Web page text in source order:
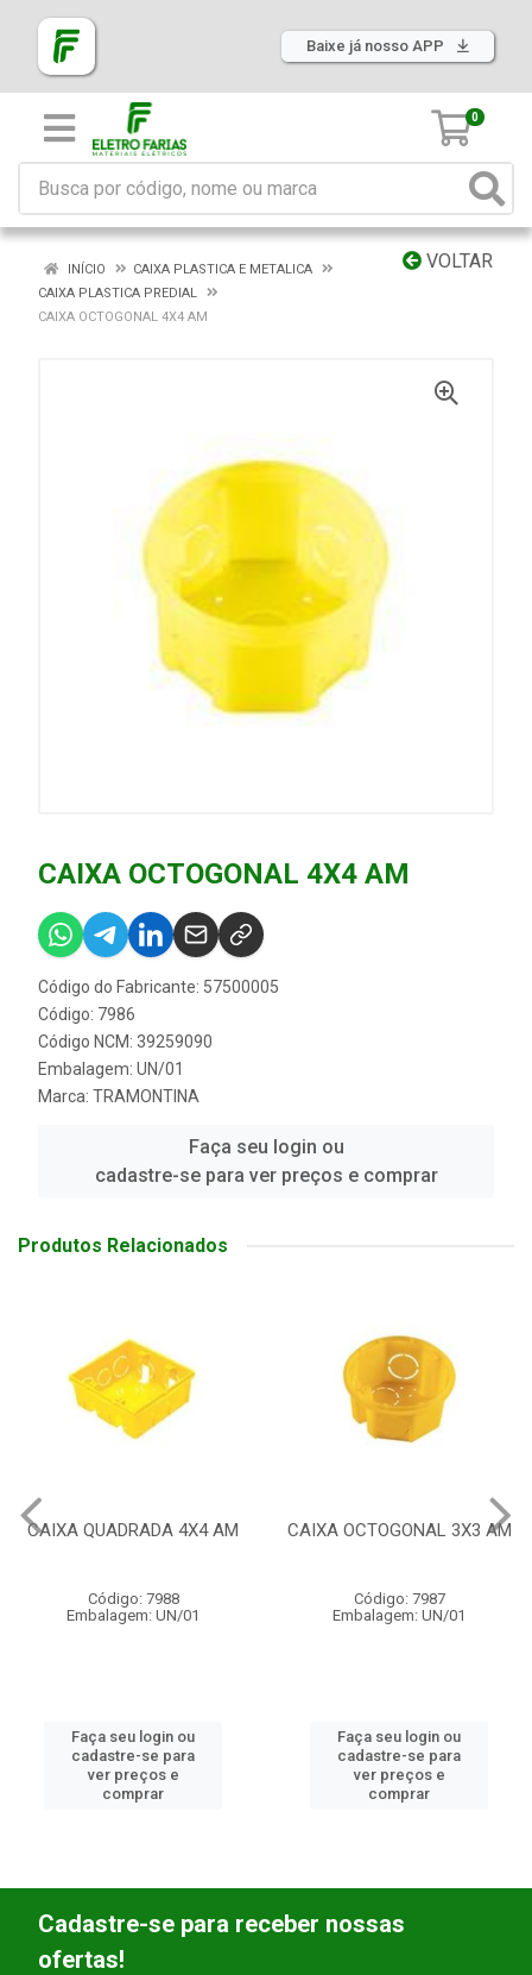
Baixe já nosso APP
0
VOLTAR
INÍCIO
CAIXA PLASTICA E METALICA
CAIXA PLASTICA PREDIAL
CAIXA OCTOGONAL 4X4 AM
CAIXA OCTOGONAL 4X4 AM
Código do Fabricante: 57500005
Código: 7986
Código NCM: 39259090
Embalagem: UN/01
Marca: TRAMONTINA
Faça seu login ou
cadastre-se para ver preços e comprar
Produtos Relacionados
CAIXA QUADRADA 4X4 AM
Código: 7988
Embalagem: UN/01
Faça seu login ou
cadastre-se para
ver preços e
comprar
CAIXA OCTOGONAL 3X3 AM
Código: 7987
Embalagem: UN/01
Faça seu login ou
cadastre-se para
ver preços e
comprar
Cadastre-se para receber nossas
ofertas!